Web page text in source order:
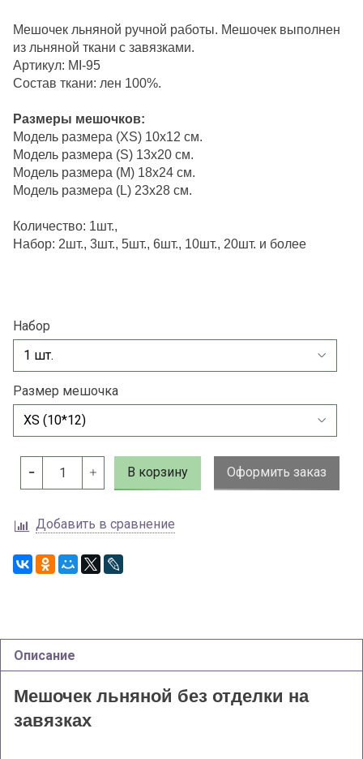
Мешочек льняной ручной работы. Мешочек выполнен
из льняной ткани с завязками.
Артикул: MI-95
Состав ткани: лен 100%.
Размеры мешочков:
Модель размера (XS) 10х12 см.
Модель размера (S) 13х20 см.
Модель размера (M) 18х24 см.
Модель размера (L) 23х28 см.
Количество: 1шт.,
Набор: 2шт., 3шт., 5шт., 6шт., 10шт., 20шт. и более
Набор
Размер мешочка
В корзину Оформить заказ
Добавить в сравнение
Описание
Мешочек льняной без отделки на
завязках